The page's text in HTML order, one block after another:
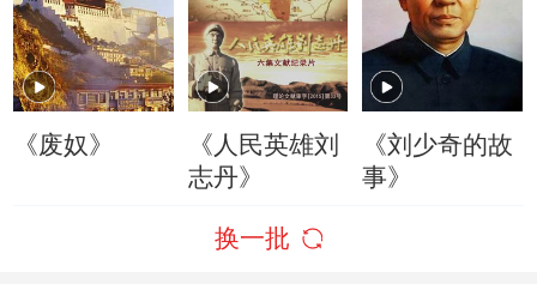
《废奴》
《人民英雄刘
志丹》
《刘少奇的故
事》
换一批